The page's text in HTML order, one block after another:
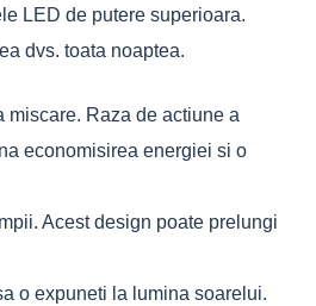
LED de putere superioara.
dvs. toata noaptea.
miscare. Raza de actiune a
economisirea energiei si o
Acest design poate prelungi
o expuneti la lumina soarelui.